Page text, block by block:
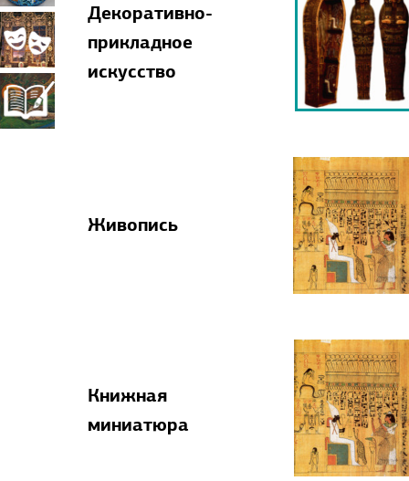
Декоративно-
прикладное
искусство
Живопись
Книжная
миниатюра
Театрально-